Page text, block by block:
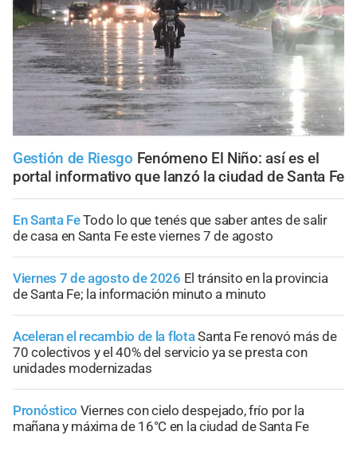
Gestión de Riesgo Fenómeno El Niño: así es el
portal informativo que lanzó la ciudad de Santa Fe
En Santa FeTodo lo que tenés que saber antes de salir
de casa en Santa Fe este viernes 7 de agosto
Viernes 7 de agosto de 2026 El tránsito en la provincia
de Santa Fe; la información minuto a minuto
Aceleran el recambio de la flotaSanta Fe renovó más de
70 colectivos y el 40% del servicio ya se presta con
unidades modernizadas
Pronóstico Viernes con cielo despejado, frío por la
mañana y máxima de 16°C en la ciudad de Santa Fe